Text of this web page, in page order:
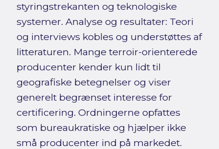
styringstrekanten og teknologiske
systemer. Analyse og resultater: Teori
og interviews kobles og understøttes af
litteraturen. Mange terroir-orienterede
producenter kender kun lidt til
geografiske betegnelser og viser
generelt begrænset interesse for
certificering. Ordningerne opfattes
som bureaukratiske og hjælper ikke
små producenter ind på markedet.